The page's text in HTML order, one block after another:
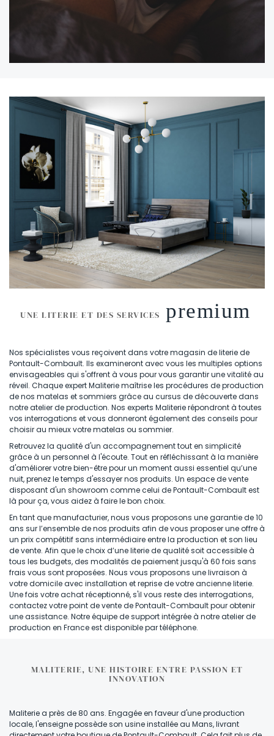
UNE LITERIE ET DES SERVICES premium
Nos spécialistes vous reçoivent dans votre magasin de literie de
Pontault-Combault. Ils examineront avec vous les multiples options
envisageables qui s'offrent à vous pour vous garantir une vitalité au
réveil. Chaque expert Maliterie maîtrise les procédures de production
de nos matelas et sommiers grâce au cursus de découverte dans
notre atelier de production. Nos experts Maliterie répondront à toutes
vos interrogations et vous donneront également des conseils pour
choisir au mieux votre matelas ou sommier.
Retrouvez la qualité d'un accompagnement tout en simplicité
grâce à un personnel à l'écoute. Tout en réfléchissant à la manière
d'améliorer votre bien-être pour un moment aussi essentiel qu’une
nuit, prenez le temps d'essayer nos produits. Un espace de vente
disposant d'un showroom comme celui de Pontault-Combault est
là pour ça, vous aidez à faire le bon choix.
En tant que manufacturier, nous vous proposons une garantie de 10
ans sur l’ensemble de nos produits afin de vous proposer une offre à
un prix compétitif sans intermédiaire entre la production et son lieu
de vente. Afin que le choix d’une literie de qualité soit accessible à
tous les budgets, des modalités de paiement jusqu'à 60 fois sans
frais vous sont proposées. Nous vous proposons une livraison à
votre domicile avec installation et reprise de votre ancienne literie.
Une fois votre achat réceptionné, s'il vous reste des interrogations,
contactez votre point de vente de Pontault-Combault pour obtenir
une assistance. Notre équipe de support intégrée à notre atelier de
production en France est disponible par téléphone.
MALITERIE, UNE HISTOIRE ENTRE PASSION ET
INNOVATION
Maliterie a près de 80 ans. Engagée en faveur d'une production
locale, l'enseigne possède son usine installée au Mans, livrant